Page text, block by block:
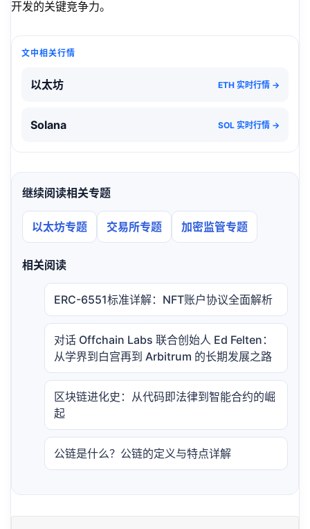
开发的关键竞争力。
文中相关行情
以太坊 ETH 实时行情 →
Solana SOL 实时行情 →
继续阅读相关专题
以太坊专题 交易所专题 加密监管专题
相关阅读
ERC-6551标准详解：NFT账户协议全面解析
对话 Offchain Labs 联合创始人 Ed Felten：
从学界到白宫再到 Arbitrum 的长期发展之路
区块链进化史：从代码即法律到智能合约的崛
起
公链是什么？公链的定义与特点详解